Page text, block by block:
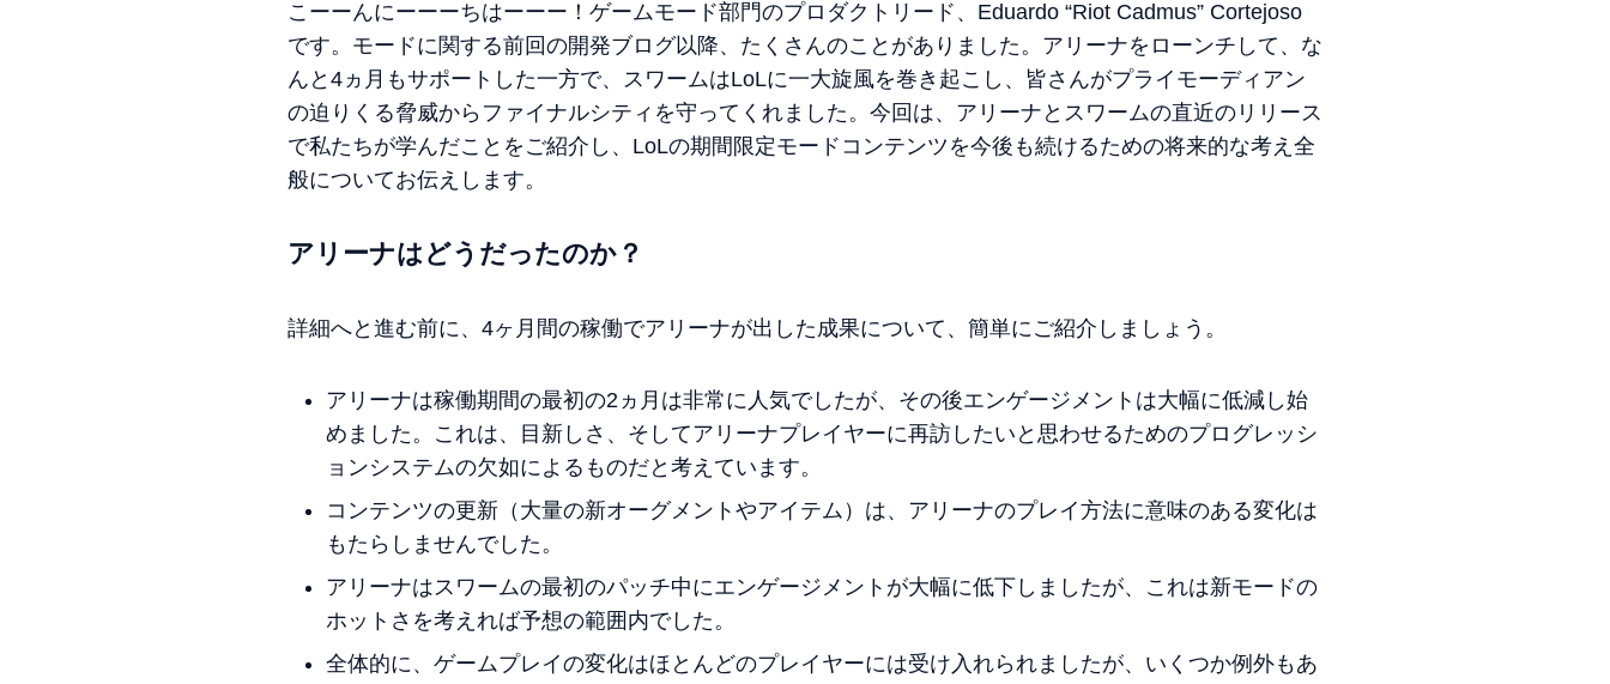
こーーんにーーーちはーーー！ゲームモード部門のプロダクトリード、Eduardo “Riot Cadmus” Cortejoso
です。モードに関する前回の開発ブログ以降、たくさんのことがありました。アリーナをローンチして、な
んと4ヵ月もサポートした一方で、スワームはLoLに一大旋風を巻き起こし、皆さんがプライモーディアン
の迫りくる脅威からファイナルシティを守ってくれました。今回は、アリーナとスワームの直近のリリース
で私たちが学んだことをご紹介し、LoLの期間限定モードコンテンツを今後も続けるための将来的な考え全
般についてお伝えします。
アリーナはどうだったのか？
詳細へと進む前に、4ヶ月間の稼働でアリーナが出した成果について、簡単にご紹介しましょう。
アリーナは稼働期間の最初の2ヵ月は非常に人気でしたが、その後エンゲージメントは大幅に低減し始
めました。これは、目新しさ、そしてアリーナプレイヤーに再訪したいと思わせるためのプログレッシ
ョンシステムの欠如によるものだと考えています。
コンテンツの更新（大量の新オーグメントやアイテム）は、アリーナのプレイ方法に意味のある変化は
もたらしませんでした。
アリーナはスワームの最初のパッチ中にエンゲージメントが大幅に低下しましたが、これは新モードの
ホットさを考えれば予想の範囲内でした。
全体的に、ゲームプレイの変化はほとんどのプレイヤーには受け入れられましたが、いくつか例外もあ